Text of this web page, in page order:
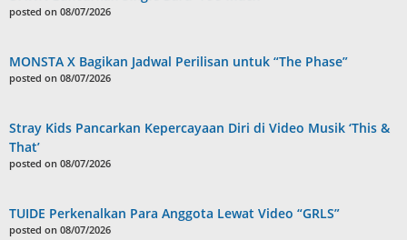
posted on 08/07/2026
MONSTA X Bagikan Jadwal Perilisan untuk “The Phase”
posted on 08/07/2026
Stray Kids Pancarkan Kepercayaan Diri di Video Musik ‘This &
That’
posted on 08/07/2026
TUIDE Perkenalkan Para Anggota Lewat Video “GRLS”
posted on 08/07/2026